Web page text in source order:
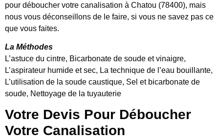
pour déboucher votre canalisation à Chatou (78400), mais
nous vous déconseillons de le faire, si vous ne savez pas ce
que vous faites.
La Méthodes
L’astuce du cintre, Bicarbonate de soude et vinaigre,
L’aspirateur humide et sec, La technique de l’eau bouillante,
L’utilisation de la soude caustique, Sel et bicarbonate de
soude, Nettoyage de la tuyauterie
Votre Devis Pour Déboucher
Votre Canalisation